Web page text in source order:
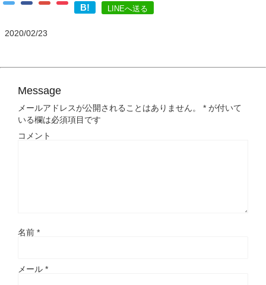
B! LINEへ送る
2020/02/23
Message
メールアドレスが公開されることはありません。 * が付いて
いる欄は必須項目です
コメント
名前 *
メール *